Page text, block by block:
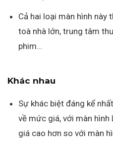
Cả hai loại màn hình
toà nhà lớn, trung tâm
phim…
Khác nhau
Sự khác biệt đáng kể
về mức giá, với màn hình
giá cao hơn so với màn